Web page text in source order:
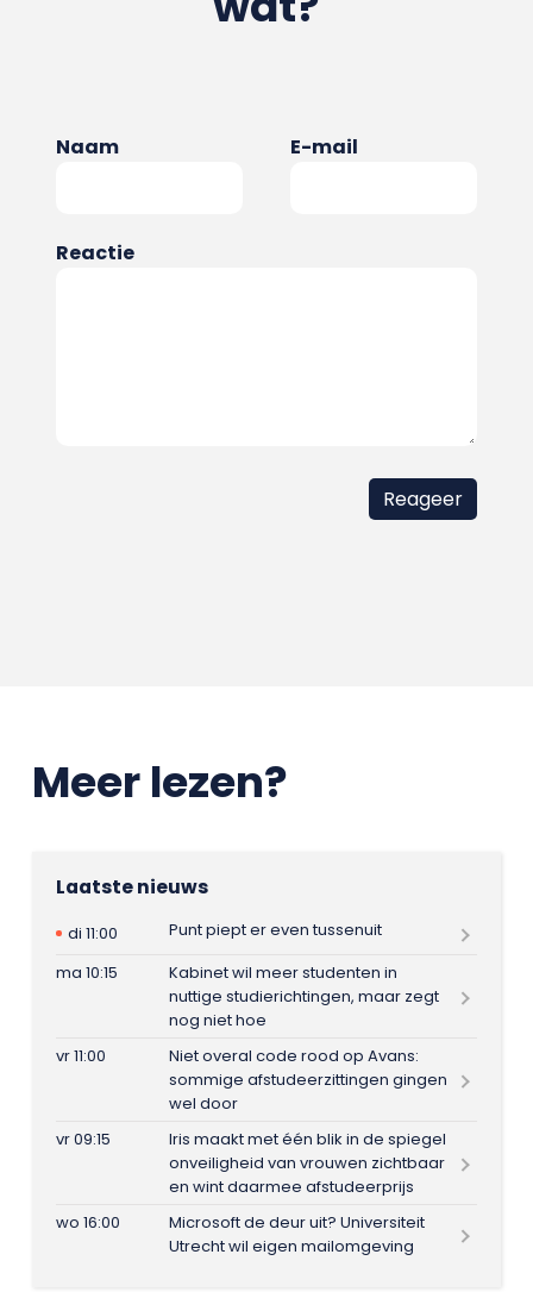
Naam E-mail
Reactie
Meer lezen?
Laatste nieuws
di 11:00
Punt piept er even tussenuit
ma 10:15
Kabinet wil meer studenten in
nuttige studierichtingen, maar zegt
nog niet hoe
vr 11:00
Niet overal code rood op Avans:
sommige afstudeerzittingen gingen
wel door
vr 09:15
Iris maakt met één blik in de spiegel
onveiligheid van vrouwen zichtbaar
en wint daarmee afstudeerprijs
wo 16:00
Microsoft de deur uit? Universiteit
Utrecht wil eigen mailomgeving